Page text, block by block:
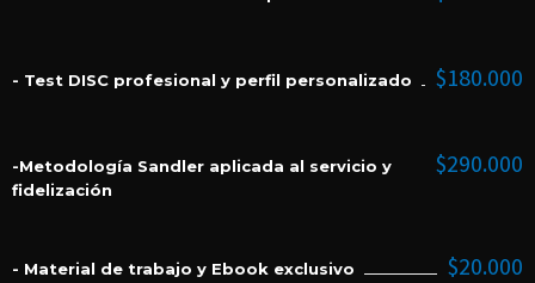
- Test DISC profesional y perfil personalizado $180.000
-Metodología Sandler aplicada al servicio y
fidelización
$290.000
- Material de trabajo y Ebook exclusivo $20.000